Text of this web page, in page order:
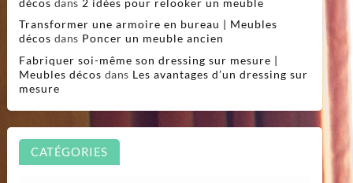
décos dans 2 idées pour relooker un meuble
Transformer une armoire en bureau | Meubles
décos dans Poncer un meuble ancien
Fabriquer soi-même son dressing sur mesure |
Meubles décos dans Les avantages d’un dressing sur
mesure
CATÉGORIES